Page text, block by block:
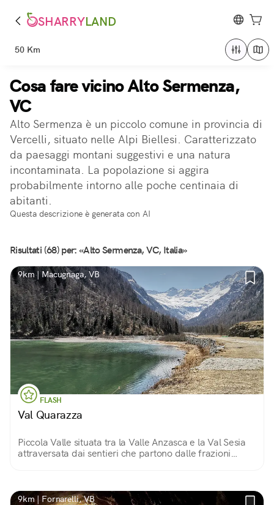
SHARRYLAND
50 Km
Cosa fare vicino Alto Sermenza,
VC
Alto Sermenza è un piccolo comune in provincia di
Vercelli, situato nelle Alpi Biellesi. Caratterizzato
da paesaggi montani suggestivi e una natura
incontaminata. La popolazione si aggira
probabilmente intorno alle poche centinaia di
abitanti.
Questa descrizione è generata con AI
Risultati (68) per: «Alto Sermenza, VC, Italia»
9km | Macugnaga, VB
FLASH
Val Quarazza
Piccola Valle situata tra la Valle Anzasca e la Val Sesia
attraversata dai sentieri che partono dalle frazioni
9km | Fornarelli, VB